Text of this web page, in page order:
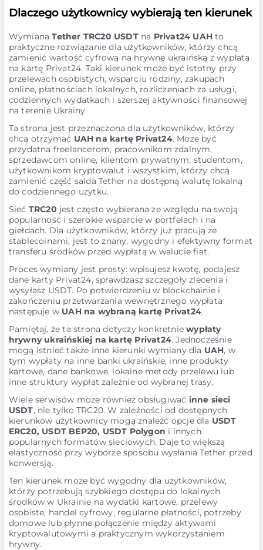
Dlaczego użytkownicy wybierają ten kierunek
WymianaTether TRC20 USDTna Privat24 UAHto
praktyczne rozwiązanie dla użytkowników, którzy chcą
zamienić wartość cyfrową na hrywnę ukraińską z wypłatą
na kartę Privat24. Taki kierunek może być istotny przy
przelewach osobistych, wsparciu rodziny, zakupach
online, płatnościach lokalnych, rozliczeniach za usługi,
codziennych wydatkach i szerszej aktywności finansowej
na terenie Ukrainy.
Ta strona jest przeznaczona dla użytkowników, którzy
chcą otrzymać UAH na kartę Privat24. Może być
przydatna freelancerom, pracownikom zdalnym,
sprzedawcom online, klientom prywatnym, studentom,
użytkownikom kryptowalut i wszystkim, którzy chcą
zamienić część salda Tether na dostępną walutę lokalną
do codziennego użytku.
Sieć TRC20 jest często wybierana ze względu na swoją
popularność i szerokie wsparcie w portfelach i na
giełdach. Dla użytkowników, którzy już pracują ze
stablecoinami, jest to znany, wygodny i efektywny format
transferu środków przed wypłatą w walucie fiat.
Proces wymiany jest prosty: wpisujesz kwotę, podajesz
dane karty Privat24, sprawdzasz szczegóły zlecenia i
wysyłasz USDT. Po potwierdzeniu w blockchainie i
zakończeniu przetwarzania wewnętrznego wypłata
następuje w UAH na wybraną kartę Privat24.
Pamiętaj, że ta strona dotyczy konkretniewypłaty
hrywny ukraińskiej na kartę Privat24. Jednocześnie
mogą istnieć także inne kierunki wymiany dla UAH, w
tym wypłaty na inne banki ukraińskie, inne produkty
kartowe, dane bankowe, lokalne metody przelewu lub
inne struktury wypłat zależnie od wybranej trasy.
Wiele serwisów może również obsługiwać inne sieci
USDT, nie tylko TRC20. W zależności od dostępnych
kierunków użytkownicy mogą znaleźć opcje dla USDT
ERC20, USDT BEP20, USDT Polygon i innych
popularnych formatów sieciowych. Daje to większą
elastyczność przy wyborze sposobu wysłania Tether przed
konwersją.
Ten kierunek może być wygodny dla użytkowników,
którzy potrzebują szybkiego dostępu do lokalnych
środków w Ukrainie na wydatki kartowe, przelewy
osobiste, handel cyfrowy, regularne płatności, potrzeby
domowe lub płynne połączenie między aktywami
kryptowalutowymi a praktycznym wykorzystaniem
hrywny.